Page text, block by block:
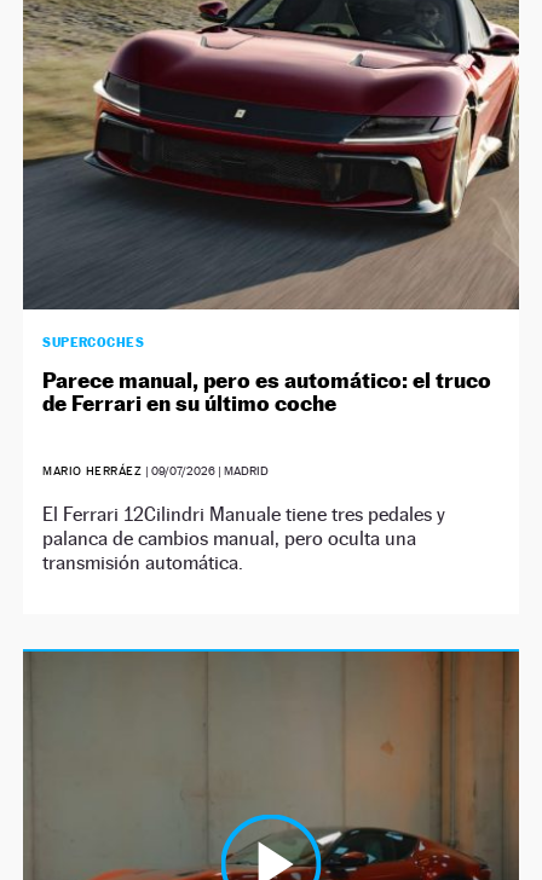
NEWSLETTER
SÍGUENOS
SUPERCOCHES
Parece manual, pero es automático: el truco
de Ferrari en su último coche
MARIO HERRÁEZ | 09/07/2026| MADRID
El Ferrari 12Cilindri Manuale tiene tres pedales y
palanca de cambios manual, pero oculta una
transmisión automática.